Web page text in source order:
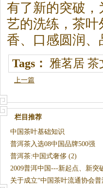
有了新的突破
艺的洗练，茶
香、口感圆润
Tags： 雅茗居 茶
上一篇
栏目推荐
中国茶叶基础知识
普洱茶入选08中国品牌500强
普洱茶:中国式奢侈 (2)
2009普洱中国---新起点、新突
关于成立“中国茶叶流通协会